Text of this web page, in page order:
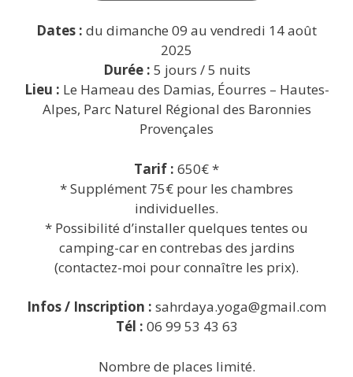
Dates : du dimanche 09 au vendredi 14 août
2025
Durée : 5 jours / 5 nuits
Lieu : Le Hameau des Damias, Éourres – Hautes-
Alpes, Parc Naturel Régional des Baronnies
Provençales
Tarif : 650€ *
* Supplément 75€ pour les chambres
individuelles.
* Possibilité d’installer quelques tentes ou
camping-car en contrebas des jardins
(contactez-moi pour connaître les prix).
Infos / Inscription : sahrdaya.yoga@gmail.com
Tél : 06 99 53 43 63
Nombre de places limité.